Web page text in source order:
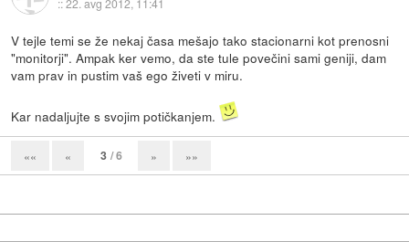
::22. avg 2012, 11:41
V tejle temi se že nekaj časa mešajo tako stacionarni kot prenosni
"monitorji". Ampak ker vemo, da ste tule povečini sami geniji, dam
vam prav in pustim vaš ego živeti v miru.
Kar nadaljujte s svojim potičkanjem.
«« « 3 / 6 » »»